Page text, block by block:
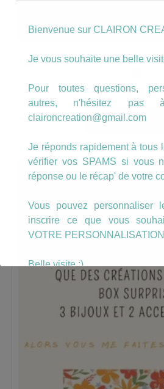
La BOX surprise de
32.00 €
AJOUTER AU
Bienvenue sur CLAIRON
Je vous souhaite une belle
Pour toutes questions,
autres, n'hésitez pas
claironcreation@gmail.com
Je réponds rapidement à tous
vérifier vos SPAMS si vous
réponse ou le récap' de votre
Vous pouvez personnaliser
inscrire ce que vous
VOTRE
Belle visite :)